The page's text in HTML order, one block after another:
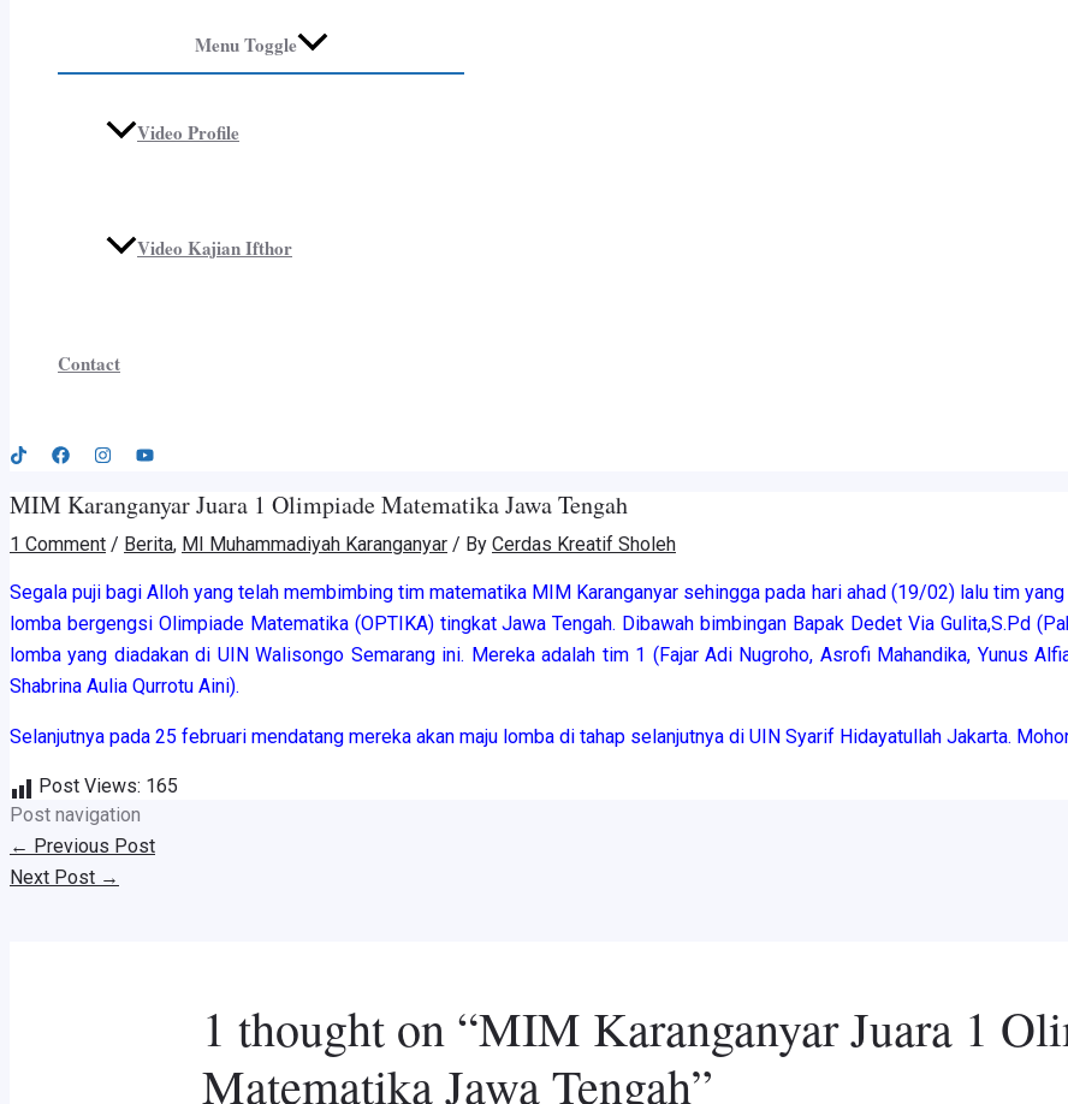
Menu Toggle
Video Profile
Video Kajian Ifthor
Contact
MIM Karanganyar Juara 1 Olimpiade Matematika Jawa Tengah
1 Comment / Berita, MI Muhammadiyah Karanganyar / By Cerdas Kreatif Sholeh
Segala puji bagi Alloh yang telah membimbing tim matematika MIM Karanganyar sehingga pada hari ahad (19/02) lalu tim
lomba bergengsi Olimpiade Matematika (OPTIKA) tingkat Jawa Tengah. Dibawah bimbingan Bapak Dedet Via Gulita,S.Pd
lomba yang diadakan di UIN Walisongo Semarang ini. Mereka adalah tim 1 (Fajar Adi Nugroho, Asrofi Mahandika, Yunus
Shabrina Aulia Qurrotu Aini).
Selanjutnya pada 25 februari mendatang mereka akan maju lomba di tahap selanjutnya di UIN Syarif Hidayatullah Jakarta.
Post Views: 165
Post navigation
← Previous Post
Next Post →
1 thought on “MIM Karanganyar Juara 1
Matematika Jawa Tengah”